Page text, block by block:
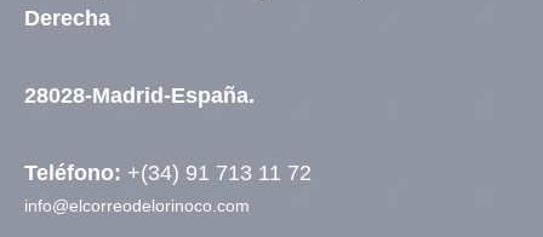
Derecha
28028-Madrid-España.
Teléfono: +(34) 91 713 11 72
info@elcorreodelorinoco.com